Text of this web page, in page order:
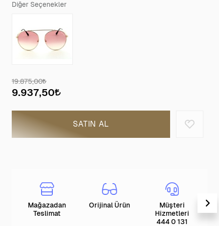
Diğer Seçenekler
19.875,00
9.937,50
SATIN AL
Mağazadan
Teslimat
Orijinal Ürün
Müşteri
Hizmetleri
444 0 131